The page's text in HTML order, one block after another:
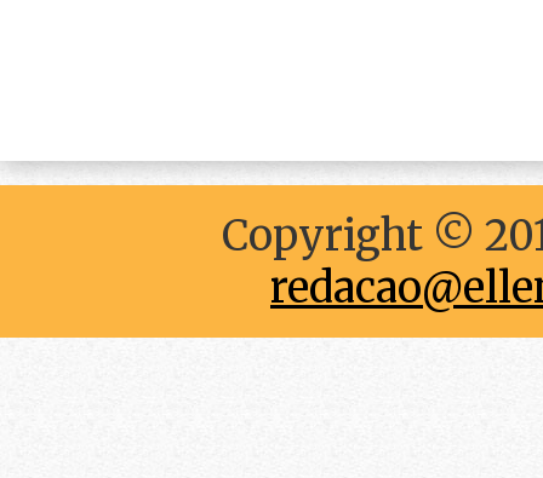
Copyright ©